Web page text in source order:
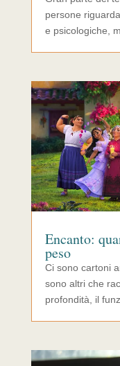
persone
e psicologiche,
Encanto:
peso
Ci sono cartoni
sono altri che
profondità, il